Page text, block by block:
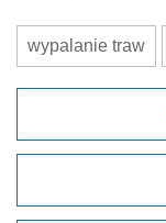
wypalanie traw